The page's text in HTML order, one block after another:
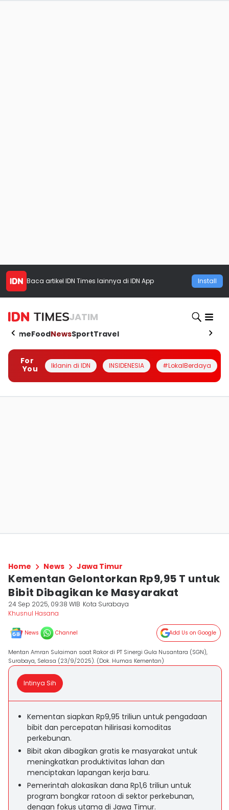
Baca artikel IDN Times lainnya di IDN App Install
JATIM
HomeFoodNewsSportTravel
For
You
Iklanin di IDN INSIDENESIA #LokalBerdaya
Home News Jawa Timur
Kementan Gelontorkan Rp9,95 T untuk
Bibit Dibagikan ke Masyarakat
24 Sep 2025, 09:38 WIB Kota Surabaya
Khusnul Hasana
News Channel Add Us on Google
Mentan Amran Sulaiman saat Rakor di PT Sinergi Gula Nusantara (SGN),
Surabaya, Selasa (23/9/2025). (Dok. Humas Kementan)
Intinya Sih
Kementan siapkan Rp9,95 triliun untuk pengadaan
bibit dan percepatan hilirisasi komoditas
perkebunan.
Bibit akan dibagikan gratis ke masyarakat untuk
meningkatkan produktivitas lahan dan
menciptakan lapangan kerja baru.
Pemerintah alokasikan dana Rp1,6 triliun untuk
program bongkar ratoon di sektor perkebunan,
dengan fokus utama di Jawa Timur.